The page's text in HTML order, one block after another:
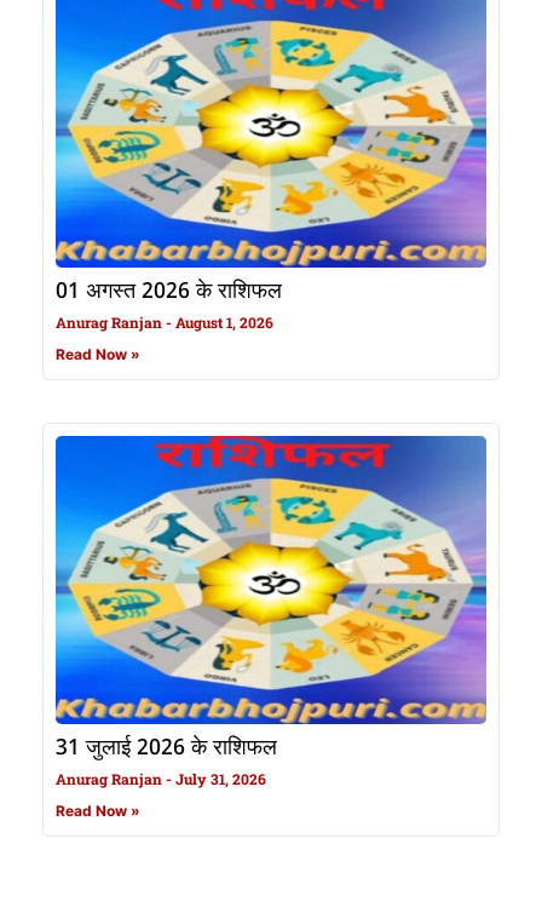
01 अगस्त 2026 के राशिफल
Anurag Ranjan August 1, 2026
Read Now »
31 जुलाई 2026 के राशिफल
Anurag Ranjan July 31, 2026
Read Now »